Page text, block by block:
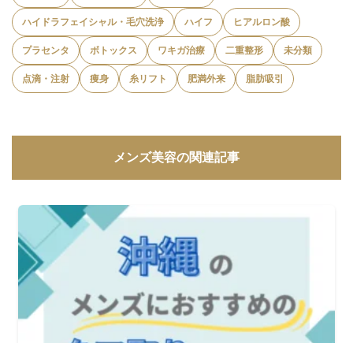
ハイドラフェイシャル・毛穴洗浄 ハイフ ヒアルロン酸
プラセンタ ボトックス ワキガ治療 二重整形 未分類
点滴・注射 痩身 糸リフト 肥満外来 脂肪吸引
メンズ美容の関連記事